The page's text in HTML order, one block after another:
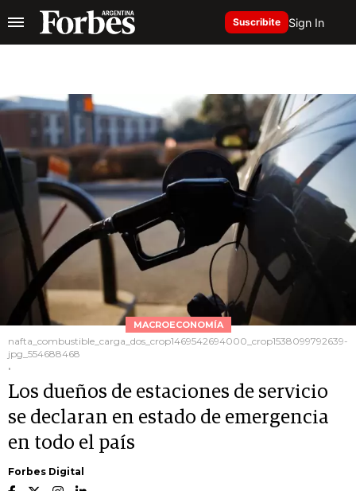
Suscribite Sign In
MACROECONOMÍA
nafta_combustible_carga_dos_crop1469542694000_crop1538099792639-
jpg_554688468
.
Los dueños de estaciones de servicio
se declaran en estado de emergencia
en todo el país
Forbes Digital